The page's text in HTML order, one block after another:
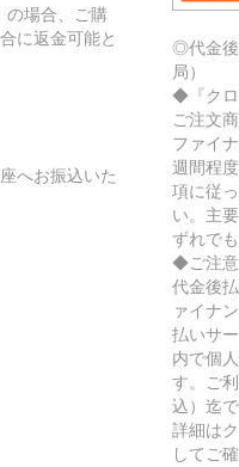
の場合、ご購
に返金可能と
へお振込いた
◎代金後
局）
◆『クロ
ご注文
ファイ
週間程
項に従
い。主
ずれで
◆ご注意
代金後
ァイナ
払いサ
内で個
す。ご
込）迄で
詳細は
してご